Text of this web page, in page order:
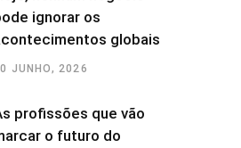
ignorar os
globais
JUNHO, 2026
profissões que vão
o futuro do